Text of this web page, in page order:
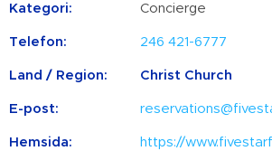
Kategori: Concierge
Telefon: 246 421-6777
Land / Region: Christ Church
E-post:
Hemsida: https://